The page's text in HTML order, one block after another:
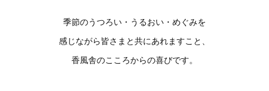
季節のうつろい・うるおい・めぐみを
感じながら皆さまと共にあれますこと、
香風舎のこころからの喜びです。